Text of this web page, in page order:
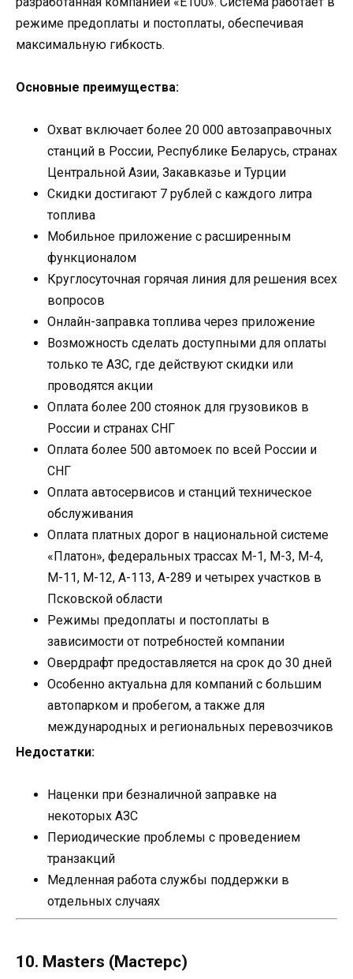
режиме предоплаты и постоплаты, обеспечивая
максимальную гибкость.
Основные преимущества:
Охват включает более 20 000 автозаправочных
станций в России, Республике Беларусь, странах
Центральной Азии, Закавказье и Турции
Скидки достигают 7 рублей с каждого литра
топлива
Мобильное приложение с расширенным
функционалом
Круглосуточная горячая линия для решения всех
вопросов
Онлайн-заправка топлива через приложение
Возможность сделать доступными для оплаты
только те АЗС, где действуют скидки или
проводятся акции
Оплата более 200 стоянок для грузовиков в
России и странах СНГ
Оплата более 500 автомоек по всей России и
СНГ
Оплата автосервисов и станций техническое
обслуживания
Оплата платных дорог в национальной системе
«Платон», федеральных трассах М-1, М-3, М-4,
М-11, М-12, А-113, А-289 и четырех участков в
Псковской области
Режимы предоплаты и постоплаты в
зависимости от потребностей компании
Овердрафт предоставляется на срок до 30 дней
Особенно актуальна для компаний с большим
автопарком и пробегом, а также для
международных и региональных перевозчиков
Недостатки:
Наценки при безналичной заправке на
некоторых АЗС
Периодические проблемы с проведением
транзакций
Медленная работа службы поддержки в
отдельных случаях
10. Masters (Мастерс)